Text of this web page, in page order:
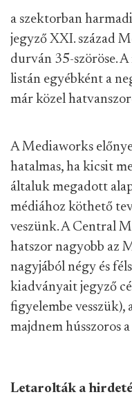
a szektorban
jegyző XXI. század
durván 35-szöröse.
listán egyébként a
már közel
A Mediaworks
hatalmas, ha kicsit
általuk megadott
médiához köthető
veszünk. A Central
hatszor nagyobb az
nagyjából négy és
kiadványait jegyző
figyelembe
majdnem hússzoros
Letarolták a